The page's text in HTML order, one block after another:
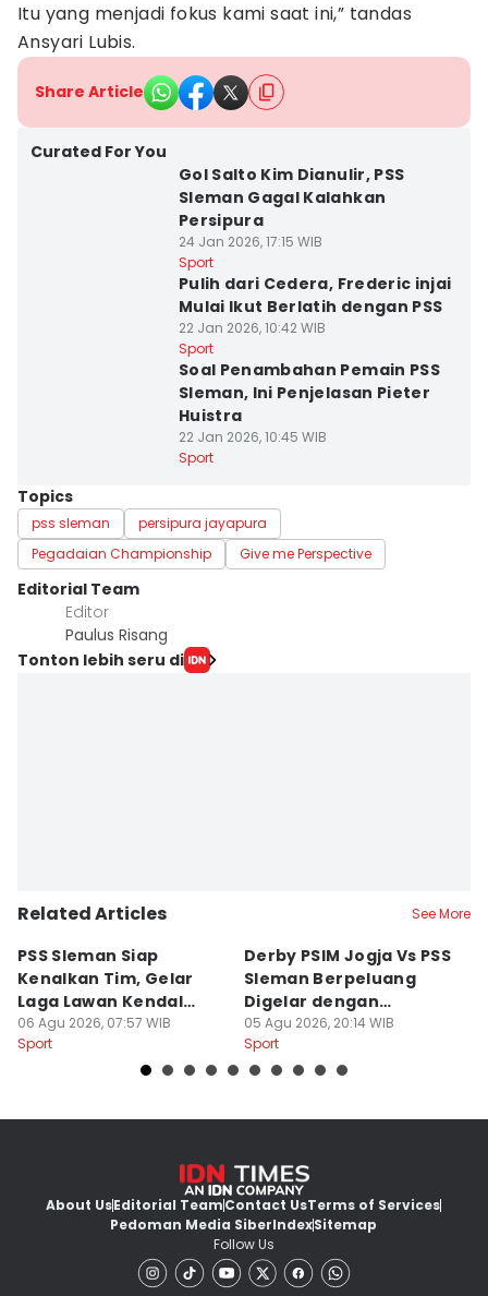
Itu yang menjadi fokus kami saat ini,” tandas
Ansyari Lubis.
Share Article
Curated For You
Gol Salto Kim Dianulir, PSS
Sleman Gagal Kalahkan
Persipura
24 Jan 2026, 17:15 WIB
Sport
Pulih dari Cedera, Frederic injai
Mulai Ikut Berlatih dengan PSS
22 Jan 2026, 10:42 WIB
Sport
Soal Penambahan Pemain PSS
Sleman, Ini Penjelasan Pieter
Huistra
22 Jan 2026, 10:45 WIB
Sport
Topics
pss sleman
persipura jayapura
Pegadaian Championship
Give me Perspective
Editorial Team
Editor
Paulus Risang
Tonton lebih seru di
Related Articles See More
PSS Sleman Siap
Kenalkan Tim, Gelar
Laga Lawan Kendal
Tornado FC
06 Agu 2026, 07:57 WIB
Sport
Derby PSIM Jogja Vs PSS
Sleman Berpeluang
Digelar dengan
Penonton
05 Agu 2026, 20:14 WIB
Sport
About UsEditorial TeamContact UsTerms of Services
Pedoman Media SiberIndexSitemap
Follow Us